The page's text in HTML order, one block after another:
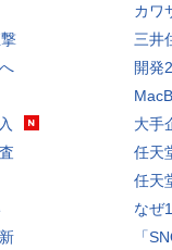
カワ
三井
開発
大手
任天
任天
なぜ
「